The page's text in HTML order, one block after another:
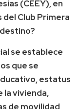
(CEEY), en
Club Primera
se establece
que se
estatus
la vivienda,
de movilidad